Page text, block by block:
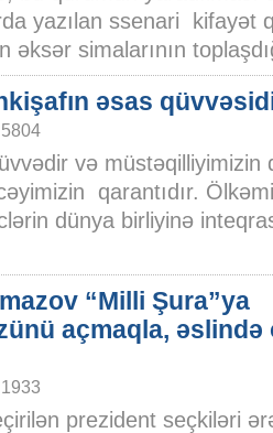
yazılan ssenari kifayət
əksər simalarının
əsas
və müstəqilliyimizin
qarantıdır.
dünya birliyinə
“Milli Şura”ya
açmaqla, əslində
prezident seçkiləri